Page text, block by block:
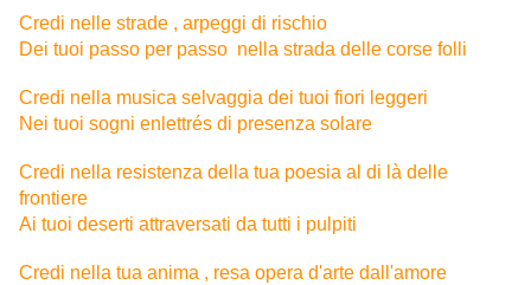
Credi nelle strade , arpeggi di rischio
Dei tuoi passo per passo nella strada delle corse folli
Credi nella musica selvaggia dei tuoi fiori leggeri
Nei tuoi sogni enlettrés di presenza solare
Credi nella resistenza della tua poesia al di là delle
frontiere
Ai tuoi deserti attraversati da tutti i pulpiti
Credi nella tua anima , resa opera d'arte dall'amore